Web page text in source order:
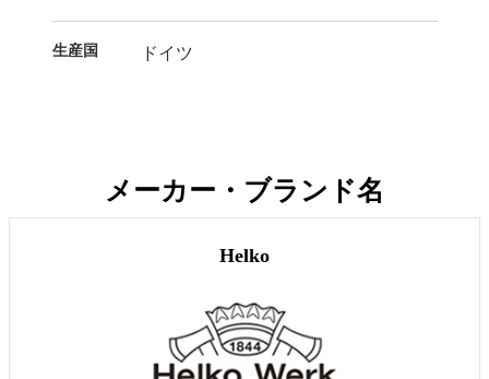
生産国 ドイツ
メーカー・ブランド名
Helko